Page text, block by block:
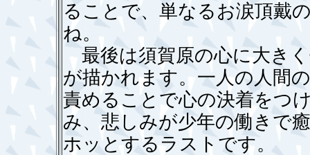
ることで、単なるお涙頂戴
ね。
最後は須賀原の心に大き
が描かれます。一人の人間
責めることで心の決着をつ
み、悲しみが少年の働きで
ホッとするラストです。